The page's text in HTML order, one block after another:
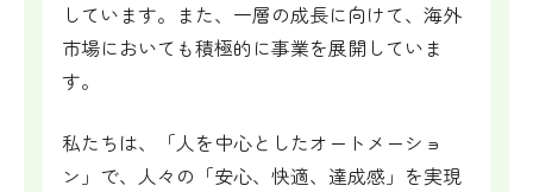
しています。また、一層の成長に向けて、海外
市場においても積極的に事業を展開していま
す。
私たちは、「人を中心としたオートメーショ
ン」で、人々の「安心、快適、達成感」を実現